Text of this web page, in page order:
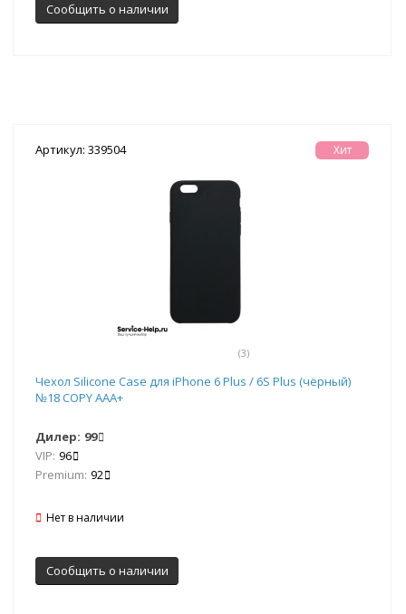
Сообщить о наличии
Артикул: 339504
(3)
Хит
Чехол Silicone Case для iPhone 6 Plus / 6S Plus (чёрный)
№18 COPY AAA+
Дилер: 99
VIP: 96
Premium: 92
Нет в наличии
Сообщить о наличии